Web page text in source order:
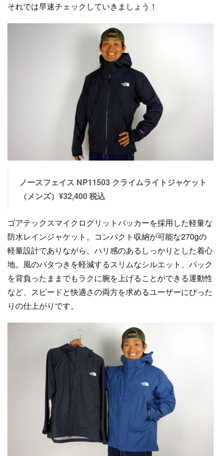
それでは早速チェックしていきましょう！
ノースフェイス NP11503 クライムライトジャケット
（メンズ）¥32,400 税込
ゴアテックスマイクログリットバッカーを採用した軽量な
防水レインジャケット。コンパクト収納が可能な270gの
軽量設計でありながら、ハリ感のあるしっかりとした着心
地。風のバタつきを軽減するスリムなシルエット、パック
を背負ったままでもラクに腕を上げることができる運動性
など、スピードと快適さの両方を求めるユーザーにぴった
りの仕上がりです。